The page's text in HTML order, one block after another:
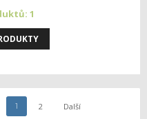
1
1 2 Další